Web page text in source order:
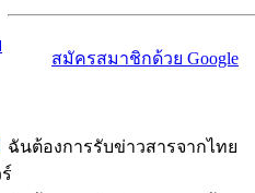
สมัครสมาชิกด้วย Google
ฉันต้องการรับข่าวสารจากไทย